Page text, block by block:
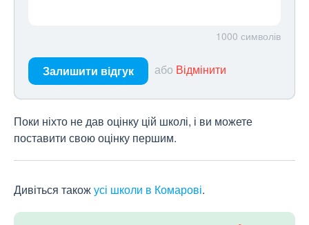
1000 символів
Залишити відгук або Відмінити
Поки ніхто не дав оцінку цій школі, і ви можете
поставити свою оцінку першим.
Дивіться такожусі школи в Комарові.